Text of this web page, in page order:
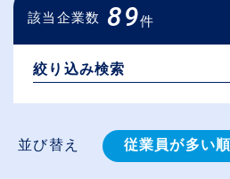
該当企業数 89件
絞り込み検索
並び替え 従業員が多い順